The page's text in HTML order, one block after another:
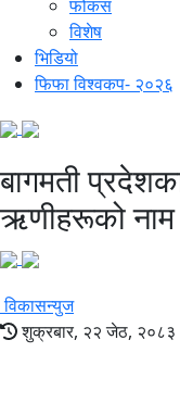
फोकस
विशेष
भिडियो
फिफा विश्वकप- २०२६
बागमती
ऋणीहरूको नाम
विकासन्युज
शुक्रबार, २२ जेठ,